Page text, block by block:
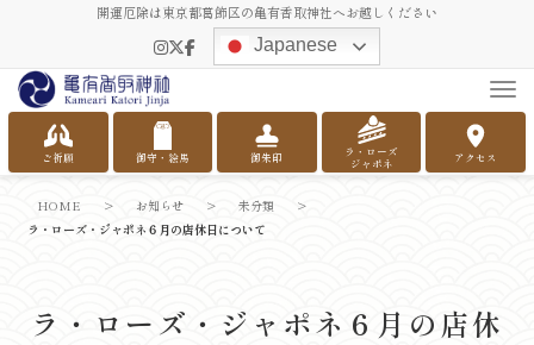
開運厄除は東京都葛飾区の亀有香取神社へお越しください
Japanese
ご祈願 御守・絵馬 御朱印
ラ・ローズ
ジャポネ
アクセス
ラ・ローズ・ジャポネ６月の店休
HOME > お知らせ > 未分類
>
ラ・ローズ・ジャポネ６月の店休日について